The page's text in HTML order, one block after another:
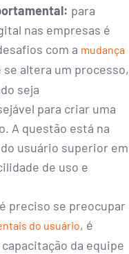
para
nas empresas é
com a mudança
se altera um processo,
seja
para criar uma
A questão está na
usuário superior em
de uso e
preciso se preocupar
do usuário, é
da equipe